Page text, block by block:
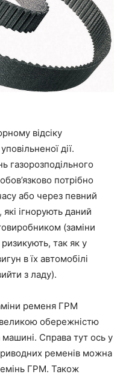
відсіку
дії.
газорозподільного
потрібно
або через певний
ігнорують даний
(заміни
так як у
в їх автомобілі
з ладу).
ременя ГРМ
обережністю
машині. Справа тут ось у
ременів можна
ГРМ. Також